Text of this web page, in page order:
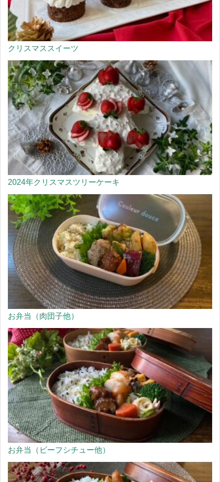
クリスマススイーツ
2024年クリスマスツリーケーキ
お弁当（肉団子他）
お弁当（ビーフシチュー他）